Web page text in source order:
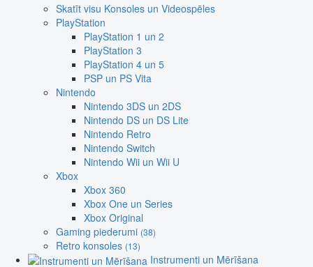
Skatīt visu Konsoles un Videospēles
PlayStation
PlayStation 1 un 2
PlayStation 3
PlayStation 4 un 5
PSP un PS Vita
Nintendo
Nintendo 3DS un 2DS
Nintendo DS un DS Lite
Nintendo Retro
Nintendo Switch
Nintendo Wii un Wii U
Xbox
Xbox 360
Xbox One un Series
Xbox Original
Gaming piederumi (38)
Retro konsoles (13)
Instrumenti un Mērīšana